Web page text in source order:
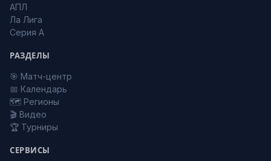
АПЛ
Ла Лига
Серия А
РАЗДЕЛЫ
🎯 Матч-центр
📅 Календарь
🗺️ Регионы
🎬 Видео
🏆 Турниры
СЕРВИСЫ